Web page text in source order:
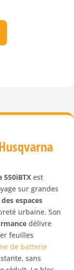
est
sur grandes
espaces
urbaine. Son
délivre
feuilles
de batterie
sans